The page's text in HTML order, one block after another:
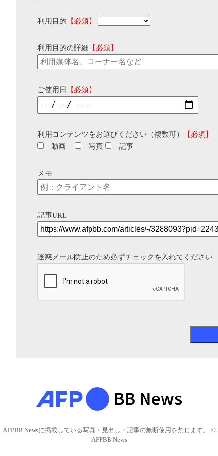
利用目的 【必須】
利用目的の詳細 【必須】
ご使用日 【必須】
利用コンテンツをお選びください（複数可）
【必須】
動画
写真 記事
メモ
記事URL
迷惑メール防止のため必ずチェックを入れてください
AFPBB Newsに掲載している写真・見出し・記事の無断使用を禁じます。 ©
AFPBB News